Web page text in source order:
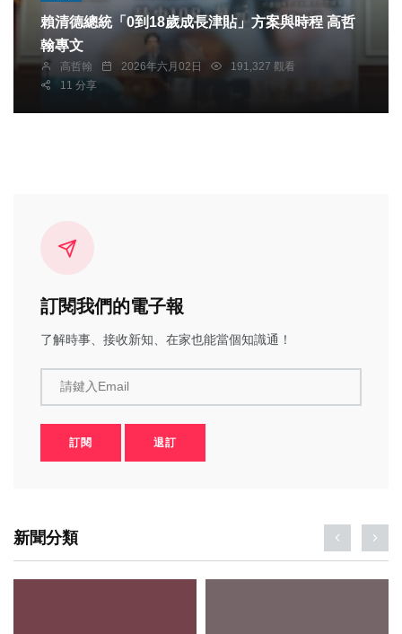
賴清德總統「0到18歲成長津貼」方案與時程 高哲
翰專文
高哲翰 2026年六月02日
191,327 觀看
11 分享
訂閱我們的電子報
了解時事、接收新知、在家也能當個知識通！
請鍵入Email
訂閱 退訂
新聞分類